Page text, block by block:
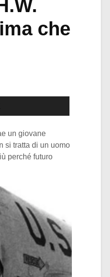
che
un giovane
si tratta di un uomo
perché futuro